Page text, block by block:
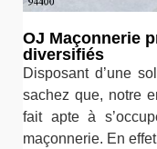
OJ Maçonnerie
diversifiés
Disposant d’une
sachez que, notre
fait apte à
maçonnerie. En